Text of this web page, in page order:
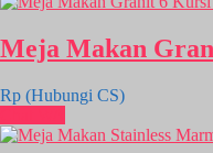
Meja Makan
Rp (Hubungi CS)